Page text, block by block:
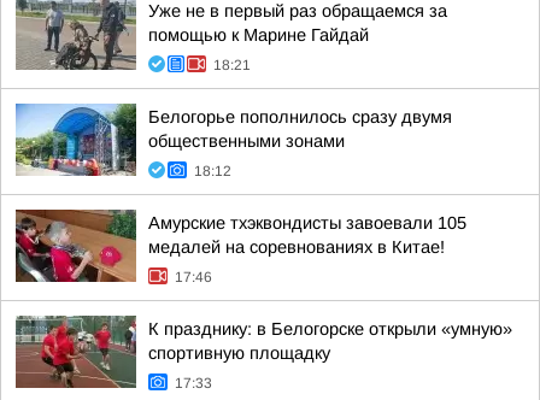
Уже не в первый раз обращаемся за
помощью к Марине Гайдай
18:21
Белогорье пополнилось сразу двумя
общественными зонами
18:12
Амурские тхэквондисты завоевали 105
медалей на соревнованиях в Китае!
17:46
К празднику: в Белогорске открыли «умную»
спортивную площадку
17:33